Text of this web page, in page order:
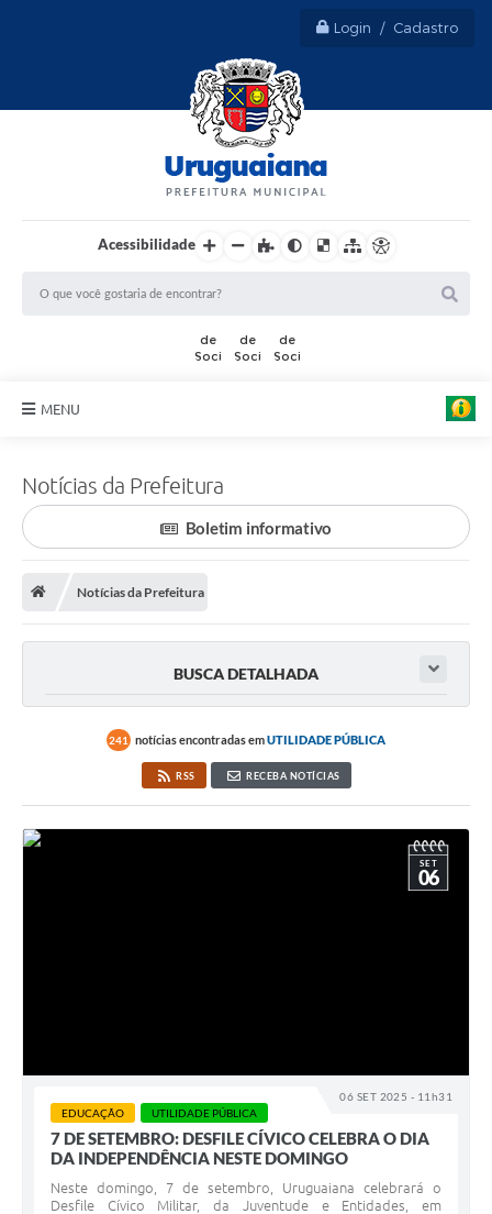
Login / Cadastro
Acessibilidade
MENU
Saneamento
Ouvidorias
Carta de Serviços
Vice-Prefeito Municipal
Requerimento geral
Nota Fiscal Eletrônica
ITBI Online
Tramitação de Processos
Notícias da Prefeitura
Boletim informativo
Notícias da Prefeitura
BUSCA DETALHADA
241 notícias encontradas emUTILIDADE PÚBLICA
RSS RECEBA NOTÍCIAS
06 SET 2025 - 11h31
SET
06
EDUCAÇÃO UTILIDADE PÚBLICA
7 DE SETEMBRO: DESFILE CÍVICO CELEBRA O DIA
DA INDEPENDÊNCIA NESTE DOMINGO
Neste domingo, 7 de setembro, Uruguaiana celebrará o
Desfile Cívico Militar, da Juventude e Entidades, em